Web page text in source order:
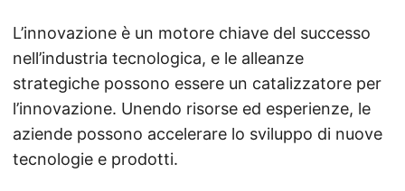
L’innovazione è un motore chiave del successo
nell’industria tecnologica, e le alleanze
strategiche possono essere un catalizzatore per
l’innovazione. Unendo risorse ed esperienze, le
aziende possono accelerare lo sviluppo di nuove
tecnologie e prodotti.